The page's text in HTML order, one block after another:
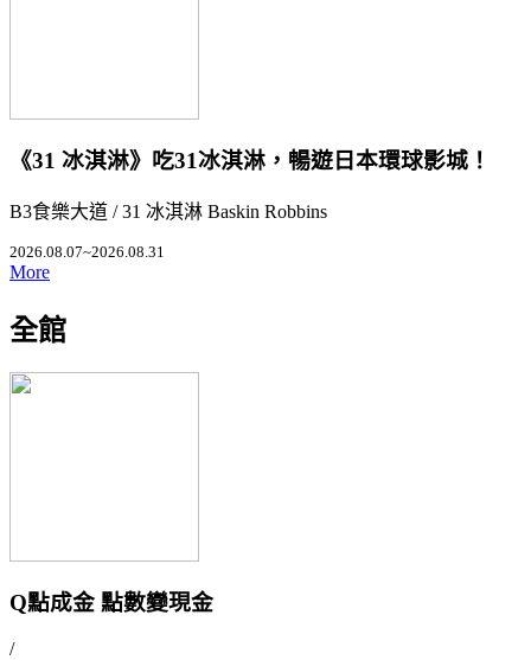
《31 冰淇淋》吃31冰淇淋，暢遊日本環球影城！
B3食樂大道 / 31 冰淇淋 Baskin Robbins
2026.08.07~2026.08.31
More
全館
Q點成金 點數變現金
/